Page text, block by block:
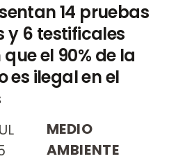
14 pruebas
y 6 testificales
el 90% de la
es ilegal en el
MEDIO
AMBIENTE